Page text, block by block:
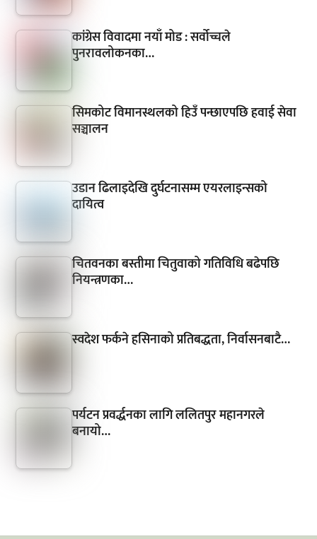
कांग्रेस विवादमा नयाँ मोड : सर्वोच्चले
पुनरावलोकनका…
सिमकोट विमानस्थलको हिउँ पन्छाएपछि हवाई सेवा
सञ्चालन
उडान ढिलाइदेखि दुर्घटनासम्म एयरलाइन्सको
दायित्व
चितवनका बस्तीमा चितुवाको गतिविधि बढेपछि
नियन्त्रणका…
स्वदेश फर्कने हसिनाको प्रतिबद्धता, निर्वासनबाटै…
पर्यटन प्रवर्द्धनका लागि ललितपुर महानगरले
बनायो…